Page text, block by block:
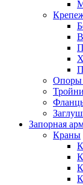
Опоры
Запорная
Краны